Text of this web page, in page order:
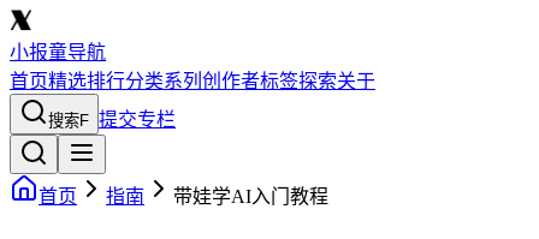
小报童导航
首页精选排行分类系列 创作者标签探索关于
搜索F 提交专栏
首页 指南 带娃学AI入门教程